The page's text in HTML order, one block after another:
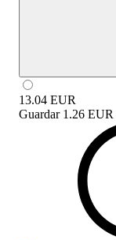
13.04 EUR
Guardar 1.26 EUR